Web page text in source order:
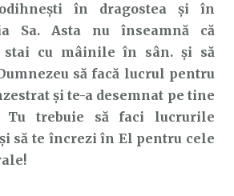
în dragostea și în
Sa. Asta nu înseamnă că
stai cu mâinile în sân. și să
să facă lucrul pentru
și te-a desemnat pe tine
Tu trebuie să faci lucrurile
să te încrezi în El pentru cele